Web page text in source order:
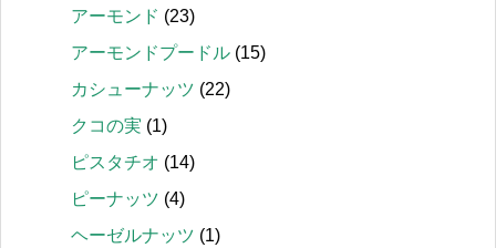
アーモンド (23)
アーモンドプードル (15)
カシューナッツ (22)
クコの実 (1)
ピスタチオ (14)
ピーナッツ (4)
ヘーゼルナッツ (1)